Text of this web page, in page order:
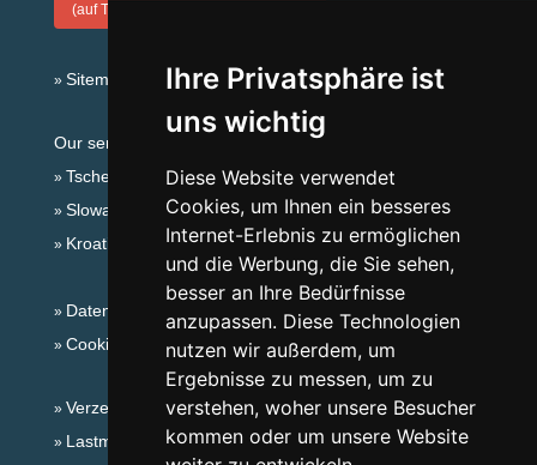
Ihre Privatsphäre ist
uns wichtig
Diese Website verwendet
Cookies, um Ihnen ein besseres
Internet-Erlebnis zu ermöglichen
und die Werbung, die Sie sehen,
besser an Ihre Bedürfnisse
anzupassen. Diese Technologien
nutzen wir außerdem, um
Ergebnisse zu messen, um zu
verstehen, woher unsere Besucher
kommen oder um unsere Website
(auf Tschechisch)
Sitemap
Our servers:
Tschechische Gebirge
Slowakische Gebirge
Kroatien
Datenschutz
Cookies
Verzeichnis der Unterkunft
Lastminute Adlergebirge